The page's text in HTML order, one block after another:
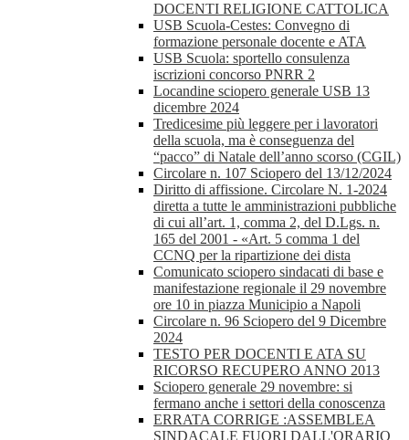
DOCENTI RELIGIONE CATTOLICA
USB Scuola-Cestes: Convegno di
formazione personale docente e ATA
USB Scuola: sportello consulenza
iscrizioni concorso PNRR 2
Locandine sciopero generale USB 13
dicembre 2024
Tredicesime più leggere per i lavoratori
della scuola, ma è conseguenza del
“pacco” di Natale dell’anno scorso (CGIL)
Circolare n. 107 Sciopero del 13/12/2024
Diritto di affissione. Circolare N. 1-2024
diretta a tutte le amministrazioni pubbliche
di cui all’art. 1, comma 2, del D.Lgs. n.
165 del 2001 - «Art. 5 comma 1 del
CCNQ per la ripartizione dei dista
Comunicato sciopero sindacati di base e
manifestazione regionale il 29 novembre
ore 10 in piazza Municipio a Napoli
Circolare n. 96 Sciopero del 9 Dicembre
2024
TESTO PER DOCENTI E ATA SU
RICORSO RECUPERO ANNO 2013
Sciopero generale 29 novembre: si
fermano anche i settori della conoscenza
ERRATA CORRIGE :ASSEMBLEA
SINDACALE FUORI DALL'ORARIO